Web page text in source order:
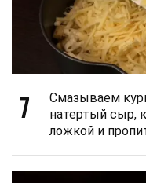
7
Смазываем
натертый сыр,
ложкой и